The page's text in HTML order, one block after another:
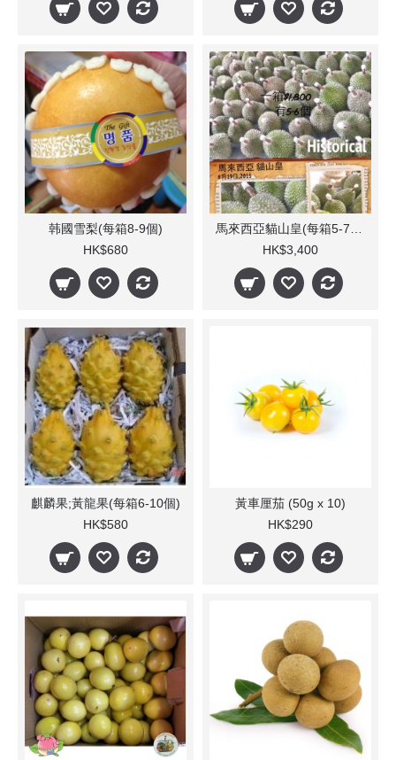
韩國雪梨(每箱8-9個)
HK$680
HK$3,400
麒麟果;黃龍果(每箱6-10個)
HK$580
黃車厘茄 (50g x 10)
HK$290